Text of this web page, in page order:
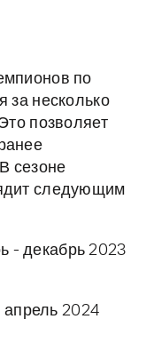
по
за несколько
позволяет
сезоне
следующим
- декабрь 2023
2024